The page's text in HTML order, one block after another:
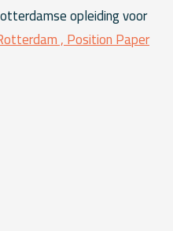
opleiding voor
, Position Paper